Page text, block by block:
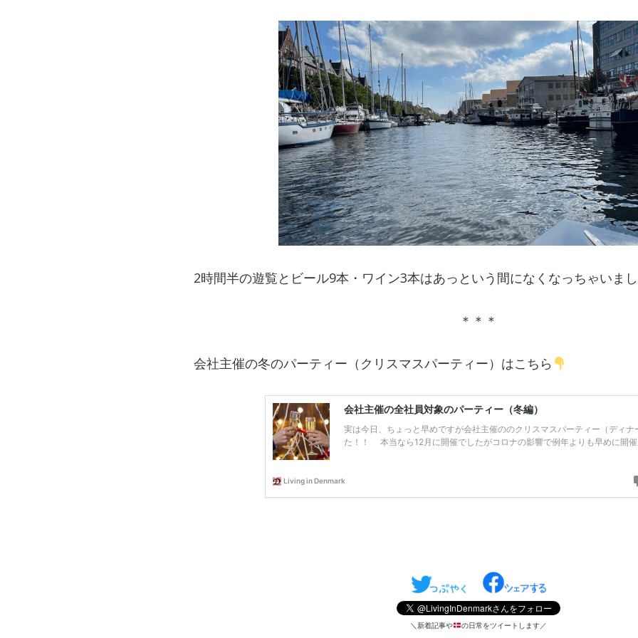
2時間半の遊覧とビール9本・ワイン3本はあっという間になくなっちゃいま
＊＊＊
会社主催の冬のパーティー（クリスマスパーティー）はこちら
＼新着記事や の日常をツイートします／